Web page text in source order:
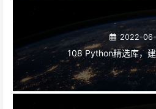
2022-
108 Python精选库，